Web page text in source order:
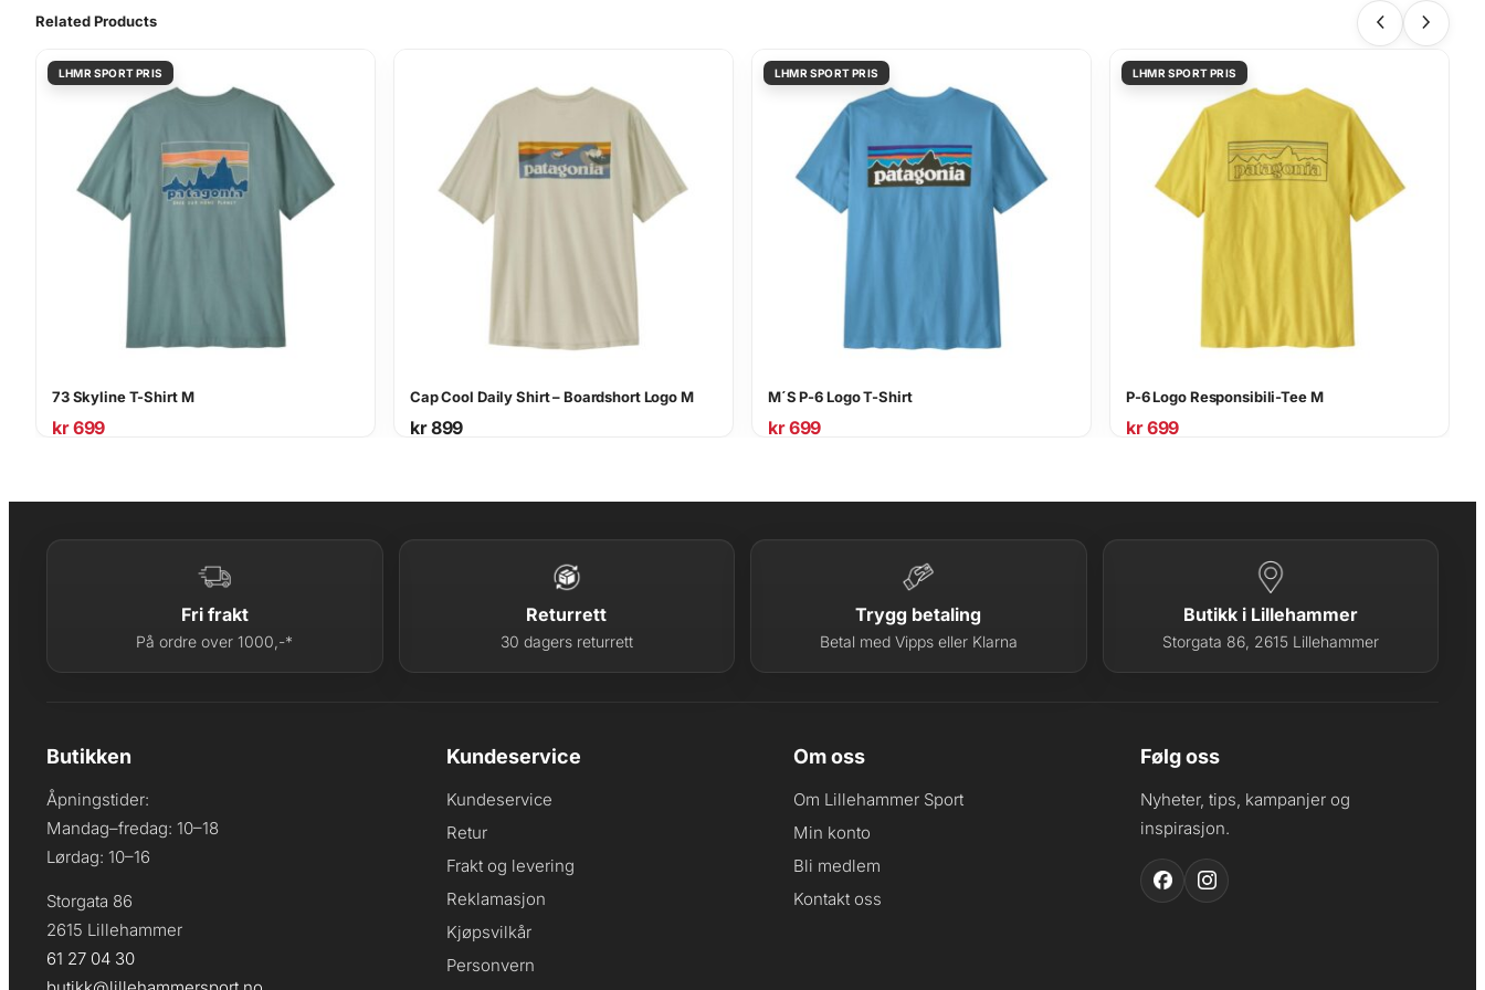
Related Products
73 Skyline T-Shirt M
kr699
Cap Cool Daily Shirt – Boardshort Logo M
kr899
M´S P-6 Logo T-Shirt
kr699
P-6 Logo Responsibili-Tee M
kr699
Fri frakt
På ordre over 1000,-*
Returrett
30 dagers returrett
Trygg betaling
Betal med Vipps eller Klarna
Butikk i Lillehammer
Storgata 86, 2615 Lillehammer
Butikken
Åpningstider:
Mandag–fredag: 10–18
Lørdag: 10–16
Storgata 86
2615 Lillehammer
61 27 04 30
Kundeservice
Kundeservice
Retur
Frakt og levering
Reklamasjon
Kjøpsvilkår
Personvern
Om oss
Om Lillehammer Sport
Min konto
Bli medlem
Kontakt oss
Følg oss
Nyheter, tips, kampanjer og
inspirasjon.